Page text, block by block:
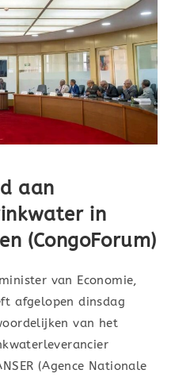
aan
in
(CongoForum)
van Economie,
afgelopen dinsdag
van het
(Agence Nationale